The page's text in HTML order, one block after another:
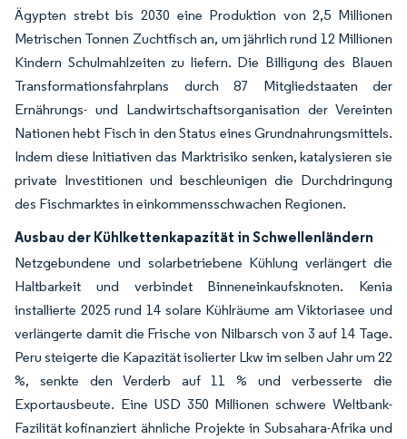
Ägypten strebt bis 2030 eine Produktion von 2,5 Millionen
Metrischen Tonnen Zuchtfisch an, um jährlich rund 12 Millionen
Kindern Schulmahlzeiten zu liefern. Die Billigung des Blauen
Transformationsfahrplans durch 87 Mitgliedstaaten der
Ernährungs- und Landwirtschaftsorganisation der Vereinten
Nationen hebt Fisch in den Status eines Grundnahrungsmittels.
Indem diese Initiativen das Marktrisiko senken, katalysieren sie
private Investitionen und beschleunigen die Durchdringung
des Fischmarktes in einkommensschwachen Regionen.
Ausbau der Kühlkettenkapazität in Schwellenländern
Netzgebundene und solarbetriebene Kühlung verlängert die
Haltbarkeit und verbindet Binneneinkaufsknoten. Kenia
installierte 2025 rund 14 solare Kühlräume am Viktoriasee und
verlängerte damit die Frische von Nilbarsch von 3 auf 14 Tage.
Peru steigerte die Kapazität isolierter Lkw im selben Jahr um 22
%, senkte den Verderb auf 11 % und verbesserte die
Exportausbeute. Eine USD 350 Millionen schwere Weltbank-
Fazilität kofinanziert ähnliche Projekte in Subsahara-Afrika und